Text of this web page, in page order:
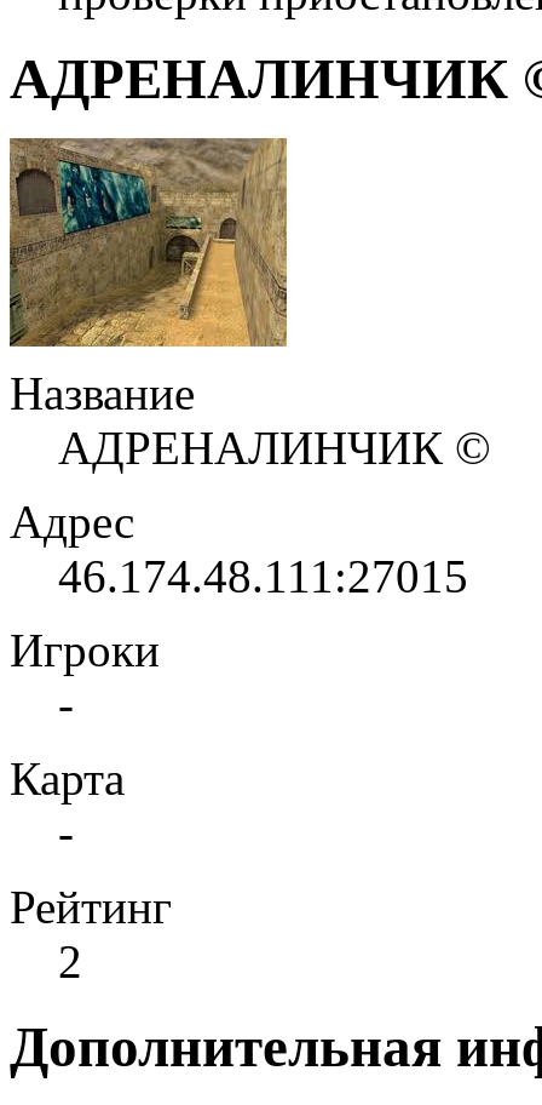
АДРЕНАЛИНЧИК ©
Название
АДРЕНАЛИНЧИК ©
Адрес
46.174.48.111:27015
Игроки
-
Карта
-
Рейтинг
2
Дополнительная